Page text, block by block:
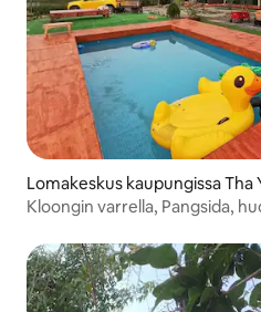
Lomakeskus kaupungissa Tha
Kloongin varrella, Pangsida,